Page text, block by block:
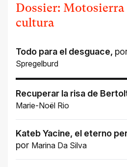
Dossier:
cultura
Todo para el desguace,
Spregelburd
Recuperar la risa de
Marie-Noël Rio
Kateb Yacine, el eterno
por Marina Da Silva